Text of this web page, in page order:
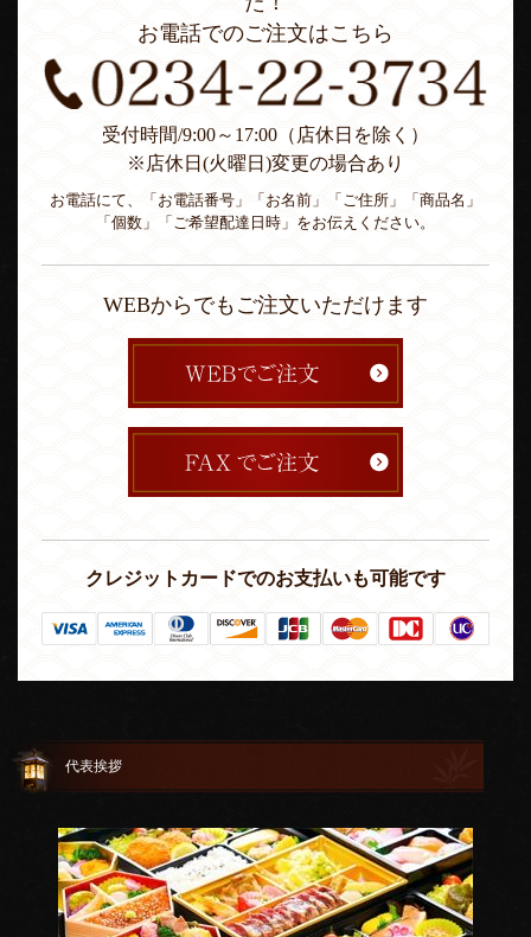
お電話でのご注文はこちら
受付時間/9:00～17:00（店休日を除く）
※店休日(火曜日)変更の場合あり
お電話にて、「お電話番号」「お名前」「ご住所」「商品名」
「個数」「ご希望配達日時」をお伝えください。
WEBからでもご注文いただけます
クレジットカードでのお支払いも可能です
代表挨拶